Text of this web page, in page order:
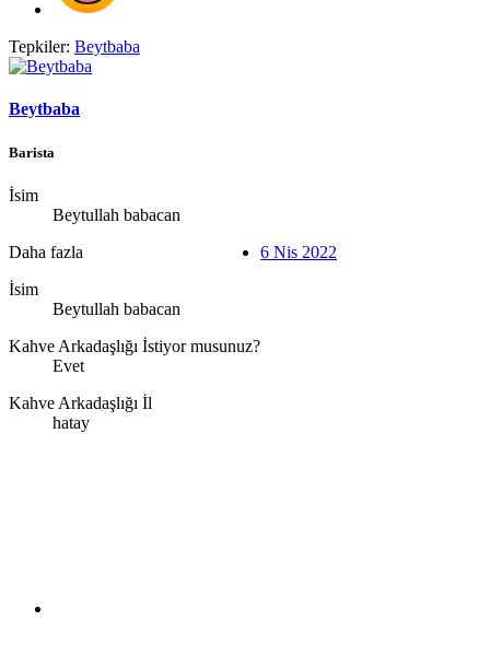
Tepkiler: Beytbaba
Beytbaba
Barista
İsim
Beytullah babacan
Daha fazla
İsim
Beytullah babacan
Kahve Arkadaşlığı İstiyor musunuz?
Evet
Kahve Arkadaşlığı İl
hatay
6 Nis 2022